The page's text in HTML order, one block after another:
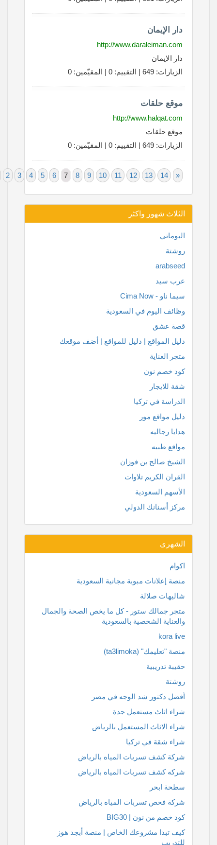
دار الإيمان
http://www.daraleiman.com
دار الإيمان
الزيارات: 649 | التقييم: 0 | المقيّمين: 0
موقع حلقات
http://www.halqat.com
موقع حلقات
الزيارات: 649 | التقييم: 0 | المقيّمين: 0
« 1 2 3 4 5 6 7 8 9 10 11 12 13
الثلاث شهور واكثر
البوماتي
arabseed
عرب سيد
سيما ناو - Cima Now
وظائف اليوم في السعودية
قصة عشق
دليل المواقع | دليل للمواقع | أضف موقعك
متجر العناية
كود خصم نون
شقة للايجار
الدراسة في تركيا
دليل مواقع مور
هدايا رجاليه
مواقع طبيه
الشيخ صالح بن فوزان
القران الكريم تلاوات
الأسهم السعودية
مركز أسنانك الدولي
منصة إعلانات مبوبة مجانية السعودية
شاليهات صلالة
متجر جمالك ستور - كل ما يخص الصحة والجمال
والعناية الشخصية بالسعودية
kora live
منصة "تعليمك" (ta3limoka)
حقيبة تدريبية
أفضل دكتور شد الوجه في مصر
شراء اثاث مستعمل جدة
شراء الاثاث المستعمل بالرياض
شراء شقة في تركيا
شركة كشف تسربات المياه بالرياض
شركه كشف تسربات المياه بالرياض
سطحة ابحر
شركة فحص تسربات المياه بالرياض
كود خصم من نون | BIG30
كيف تبدا مشروعك الخاص | منصة أبجد هوز
للتدريب